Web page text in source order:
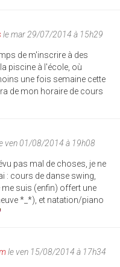
le mar 29/07/2014 à 15h29
de m'inscrire à des
piscine à l'école, où
une fois semaine cette
de mon horaire de cours
ven 01/08/2014 à 19h08
pas mal de choses, je ne
: cours de danse swing,
me suis (enfin) offert une
*_*), et natation/piano
le ven 15/08/2014 à 17h34